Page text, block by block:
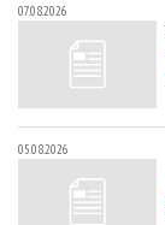
07.08.2026
05.08.2026